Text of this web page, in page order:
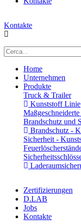
Kontakte
Home
Unternehmen
Produkte
Truck & Trailer
Kunststoff Linie
Brandschutz und
Brandschutz -
Sicherheit -
Zertifizierungen
D.LAB
Jobs
Kontakte